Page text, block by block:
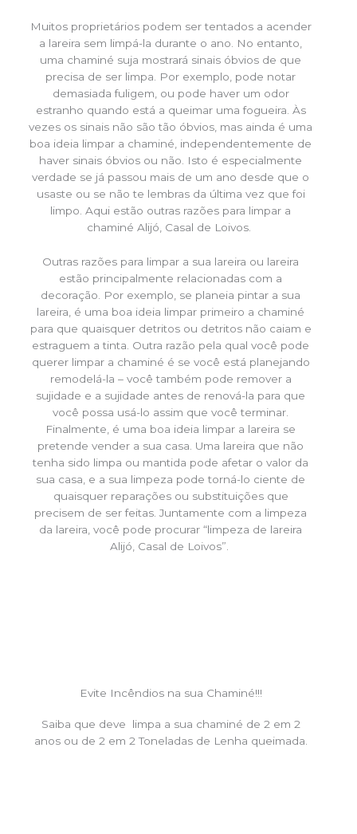
Muitos proprietários podem ser tentados a acender
a lareira sem limpá-la durante o ano. No entanto,
uma chaminé suja mostrará sinais óbvios de que
precisa de ser limpa. Por exemplo, pode notar
demasiada fuligem, ou pode haver um odor
estranho quando está a queimar uma fogueira. Às
vezes os sinais não são tão óbvios, mas ainda é uma
boa ideia limpar a chaminé, independentemente de
haver sinais óbvios ou não. Isto é especialmente
verdade se já passou mais de um ano desde que o
usaste ou se não te lembras da última vez que foi
limpo. Aqui estão outras razões para limpar a
chaminé Alijó, Casal de Loivos.
Outras razões para limpar a sua lareira ou lareira
estão principalmente relacionadas com a
decoração. Por exemplo, se planeia pintar a sua
lareira, é uma boa ideia limpar primeiro a chaminé
para que quaisquer detritos ou detritos não caiam e
estraguem a tinta. Outra razão pela qual você pode
querer limpar a chaminé é se você está planejando
remodelá-la – você também pode remover a
sujidade e a sujidade antes de renová-la para que
você possa usá-lo assim que você terminar.
Finalmente, é uma boa ideia limpar a lareira se
pretende vender a sua casa. Uma lareira que não
tenha sido limpa ou mantida pode afetar o valor da
sua casa, e a sua limpeza pode torná-lo ciente de
quaisquer reparações ou substituições que
precisem de ser feitas. Juntamente com a limpeza
da lareira, você pode procurar “limpeza de lareira
Alijó, Casal de Loivos”.
Evite Incêndios na sua Chaminé!!!
Saiba que deve limpa a sua chaminé de 2 em 2
anos ou de 2 em 2 Toneladas de Lenha queimada.